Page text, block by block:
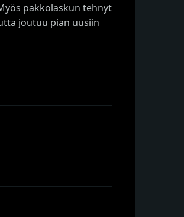
pakkolaskun tehnyt
joutuu pian uusiin